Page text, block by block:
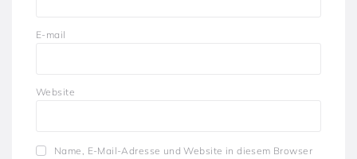
E-mail
Website
Name, E-Mail-Adresse und Website in diesem Browser